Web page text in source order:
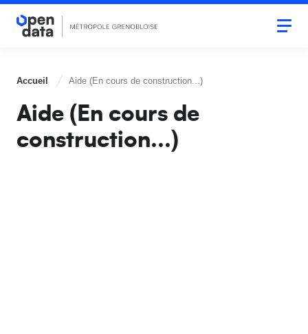
Aller
contenu
Accueil Aide (En cours de construction...)
Aide (En cours de
construction...)